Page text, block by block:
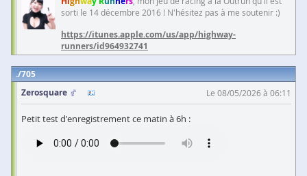
sorti le 14 décembre 2016 ! N'hésitez pas à me soutenir :)
https://itunes.apple.com/us/app/highway-
runners/id964932741
705
Zerosquare
Le 08/05/2026 à 06:11
Petit test d'enregistrement ce matin à 6h :